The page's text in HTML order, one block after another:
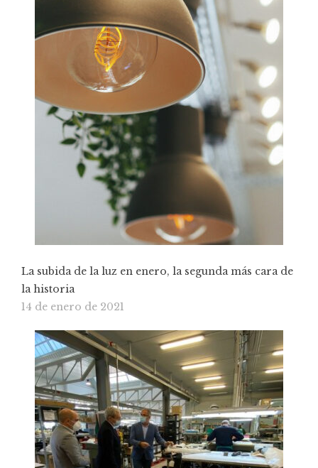
La subida de la luz en enero, la segunda más cara de
la historia
14 de enero de 2021